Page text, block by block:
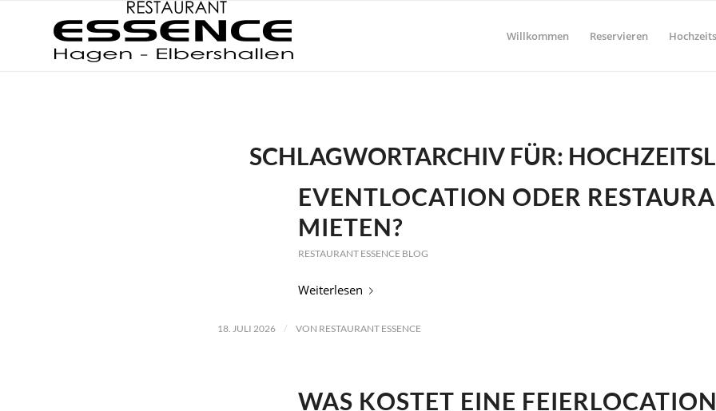
Willkommen Reservieren
SCHLAGWORTARCHIV FÜR:
EVENTLOCATION ODER
MIETEN?
RESTAURANT ESSENCE BLOG
Weiterlesen
18. JULI 2026 / VON RESTAURANT ESSENCE
WAS KOSTET EINE